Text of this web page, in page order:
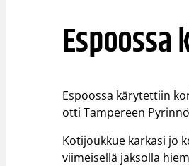
Espoossa kärytettiin
otti Tampereen
Kotijoukkue karkasi jo
viimeisellä jaksolla